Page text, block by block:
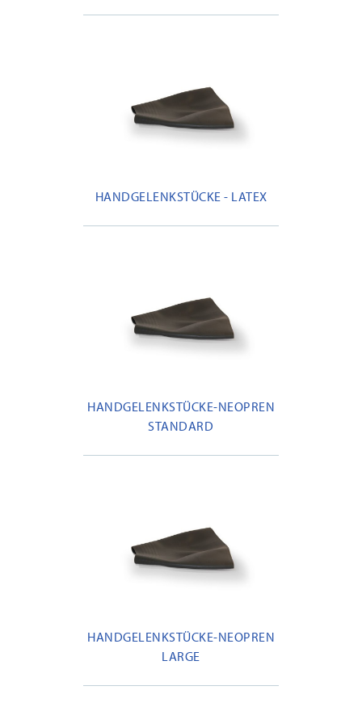
HANDGELENKSTÜCKE - LATEX
HANDGELENKSTÜCKE-NEOPREN
STANDARD
HANDGELENKSTÜCKE-NEOPREN
LARGE